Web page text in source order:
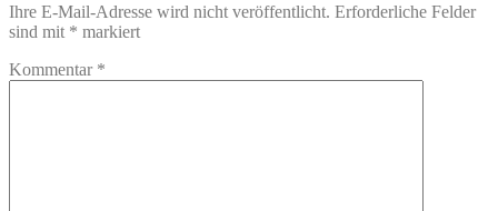
Ihre E-Mail-Adresse wird nicht veröffentlicht. Erforderliche Felder
sind mit * markiert
Kommentar *